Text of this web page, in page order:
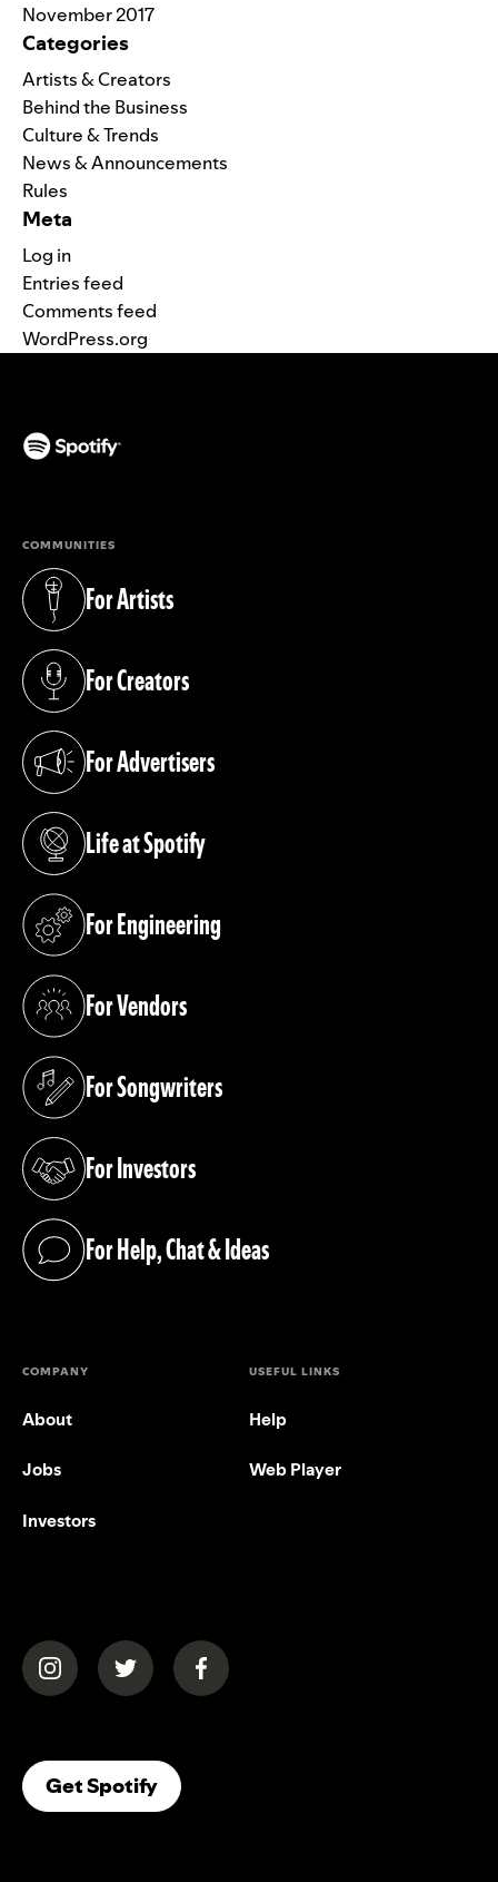
November 2017
Categories
Artists & Creators
Behind the Business
Culture & Trends
News & Announcements
Rules
Meta
Log in
Entries feed
Comments feed
WordPress.org
COMMUNITIES
For Artists
(opens in a new tab)
For Creators
(opens in a new tab)
For Advertisers
(opens in a new tab)
Life at Spotify
(opens in a new tab)
For Engineering
(opens in a new tab)
For Vendors
(opens in a new tab)
For Songwriters
(opens in a new tab)
For Investors
(opens in a new tab)
For Help, Chat & Ideas
(opens in a new tab)
COMPANY
About
Jobs
Investors
USEFUL LINKS
Help
Web Player
(opens in a new tab)(opens in a new tab)(opens in a new tab)
Get Spotify(opens In A New Tab)